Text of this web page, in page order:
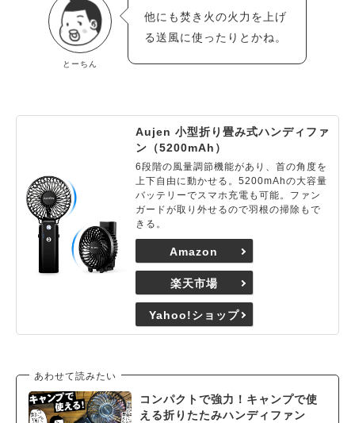
とーちん
他にも焚き火の火力を上げ
る送風に使ったりとかね。
Aujen 小型折り畳み式ハンディファ
ン（5200mAh）
6段階の風量調節機能があり、首の角度を
上下自由に動かせる。5200mAhの大容量
バッテリーでスマホ充電も可能。ファン
ガードが取り外せるので羽根の掃除もで
きる。
Amazon
楽天市場
Yahoo!ショップ
あわせて読みたい
コンパクトで強力！キャンプで使
える折りたたみハンディファン